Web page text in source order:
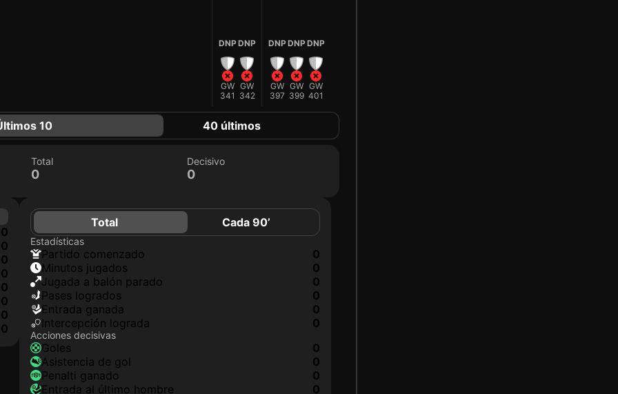
DNP
GW
341
DNP
GW
342
DNP
GW
397
DNP
GW
399
DNP
GW
401
10 40 últimos
Total
0
Decisivo
0
0
0
0
0
0
0
0
0
Total Cada 90’
Estadísticas
partido comenzado
0
minutos jugados
0
jugada a balón parado
0
pases logrados
0
Entrada ganada
0
Intercepción lograda
0
Acciones decisivas
goles
0
asistencia de gol
0
Penalti ganado
0
Entrada al último hombre
0